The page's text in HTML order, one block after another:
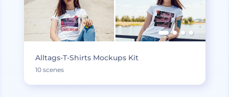
Alltags-T-Shirts Mockups Kit
10 scenes